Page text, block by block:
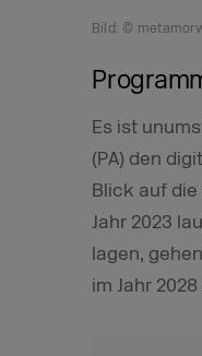
Bild: ©
Es ist
(PA) den
Blick auf
Jahr 2023
lagen,
im Jahr